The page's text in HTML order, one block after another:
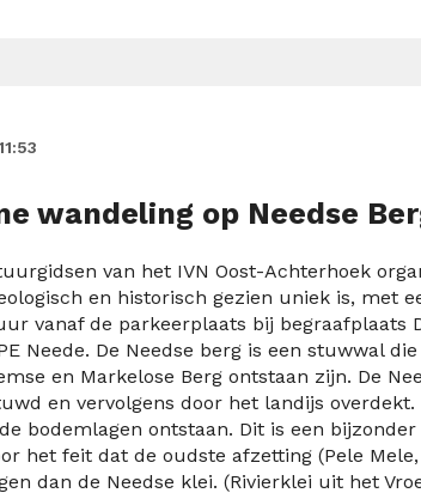
wandeling op Needse
van het IVN Oost-Achterhoek
en historisch gezien uniek is, met
vanaf de parkeerplaats bij begraafplaats
Neede. De Needse berg is een stuwwal
en Markelose Berg ontstaan zijn. De
en vervolgens door het landijs
bodemlagen ontstaan. Dit is een
het feit dat de oudste afzetting (Pele
dan de Needse klei. (Rivierklei uit het